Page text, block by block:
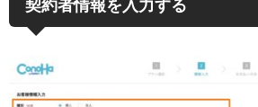
契約者情報を入力する